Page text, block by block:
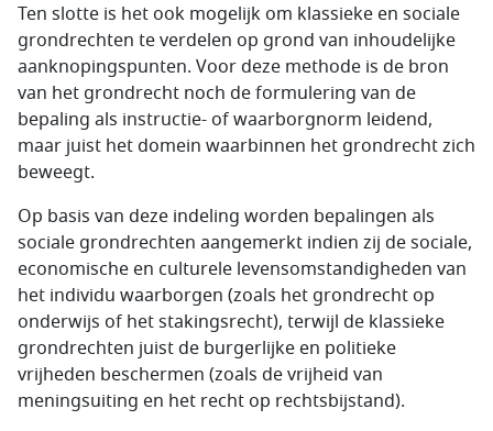
Ten slotte is het ook mogelijk om klassieke en sociale
grondrechten te verdelen op grond van inhoudelijke
aanknopingspunten. Voor deze methode is de bron
van het grondrecht noch de formulering van de
bepaling als instructie- of waarborgnorm leidend,
maar juist het domein waarbinnen het grondrecht zich
beweegt.
Op basis van deze indeling worden bepalingen als
sociale grondrechten aangemerkt indien zij de sociale,
economische en culturele levensomstandigheden van
het individu waarborgen (zoals het grondrecht op
onderwijs of het stakingsrecht), terwijl de klassieke
grondrechten juist de burgerlijke en politieke
vrijheden beschermen (zoals de vrijheid van
meningsuiting en het recht op rechtsbijstand).